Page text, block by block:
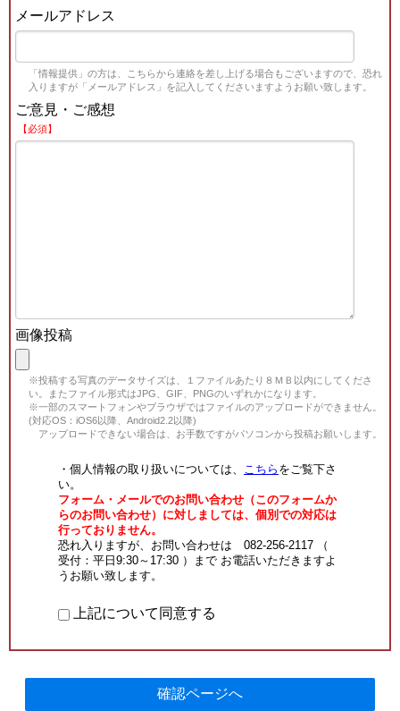
メールアドレス
「情報提供」の方は、こちらから連絡を差し上げる場合もございますので、恐れ
入りますが「メールアドレス」を記入してくださいますようお願い致します。
ご意見・ご感想
【必須】
画像投稿
※投稿する写真のデータサイズは、１ファイルあたり８ＭＢ以内にしてくださ
い。またファイル形式はJPG、GIF、PNGのいずれかになります。
※一部のスマートフォンやブラウザではファイルのアップロードができません。
(対応OS：iOS6以降、Android2.2以降)
アップロードできない場合は、お手数ですがパソコンから投稿お願いします。
・個人情報の取り扱いについては、 こちら をご覧下さ
い。
フォーム・メールでのお問い合わせ（このフォームか
らのお問い合わせ）に対しましては、個別での対応は
行っておりません。
恐れ入りますが、お問い合わせは 082-256-2117 （
受付：平日9:30～17:30 ）まで お電話いただきますよ
うお願い致します。
上記について同意する
確認ページへ